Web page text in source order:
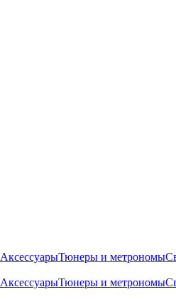
АксессуарыТюнеры и метрономы
АксессуарыТюнеры и метрономы